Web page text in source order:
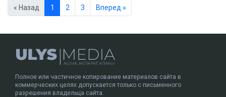
« Назад 1 2 3 Вперед »
Полное или частичное копирование материалов сайта в
коммерческих целях допускается только с письменного
разрешения владельца сайта.